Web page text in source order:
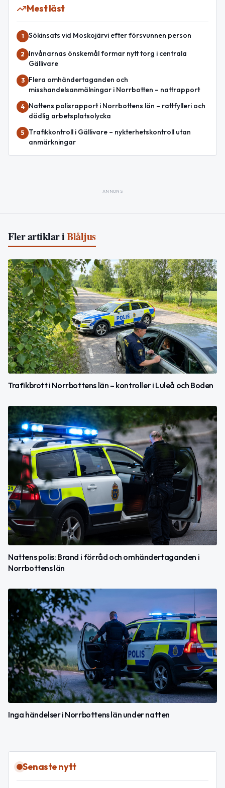
Mest läst
1 Sökinsats vid Moskojärvi efter försvunnen person
2
Invånarnas önskemål formar nytt torg i centrala
Gällivare
3
Flera omhändertaganden och
misshandelsanmälningar i Norrbotten – nattrapport
4
Nattens polisrapport i Norrbottens län – rattfylleri och
dödlig arbetsplatsolycka
5
Trafikkontroll i Gällivare – nykterhetskontroll utan
anmärkningar
ANNONS
Fler artiklar iBlåljus
Trafikbrott i Norrbottens län – kontroller i Luleå och Boden
Nattens polis: Brand i förråd och omhändertaganden i
Norrbottens län
Inga händelser i Norrbottens län under natten
Senaste nytt